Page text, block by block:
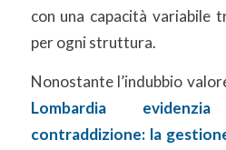
con una capacità
per ogni struttura.
Nonostante l’indubbio
Lombardia
contraddizione: la